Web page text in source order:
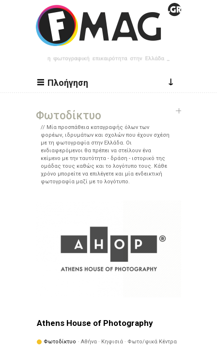
Παράκαμψη προς το κυρίως περιεχόμενο
Πλοήγηση ↓
Φωτοδίκτυο
Μία προσπάθεια καταγραφής όλων των
φορέων, ιδρυμάτων και σχολών που έχουν σχέση
με τη φωτογραφία στην Ελλάδα. Οι
ενδιαφερόμενοι θα πρέπει να στείλουν ένα
κείμενο με την ταυτότητα - δράση - ιστορικό της
ομάδας τους καθώς και το λογότυπο τους. Κάθε
χρόνο μπορείτε να επιλέγετε και μία ενδεικτική
φωτογραφία μαζί με το λογότυπο.
Athens House of Photography
Φωτοδίκτυο · Αθήνα · Κηφισιά · Φωτο/φικά Κέντρα